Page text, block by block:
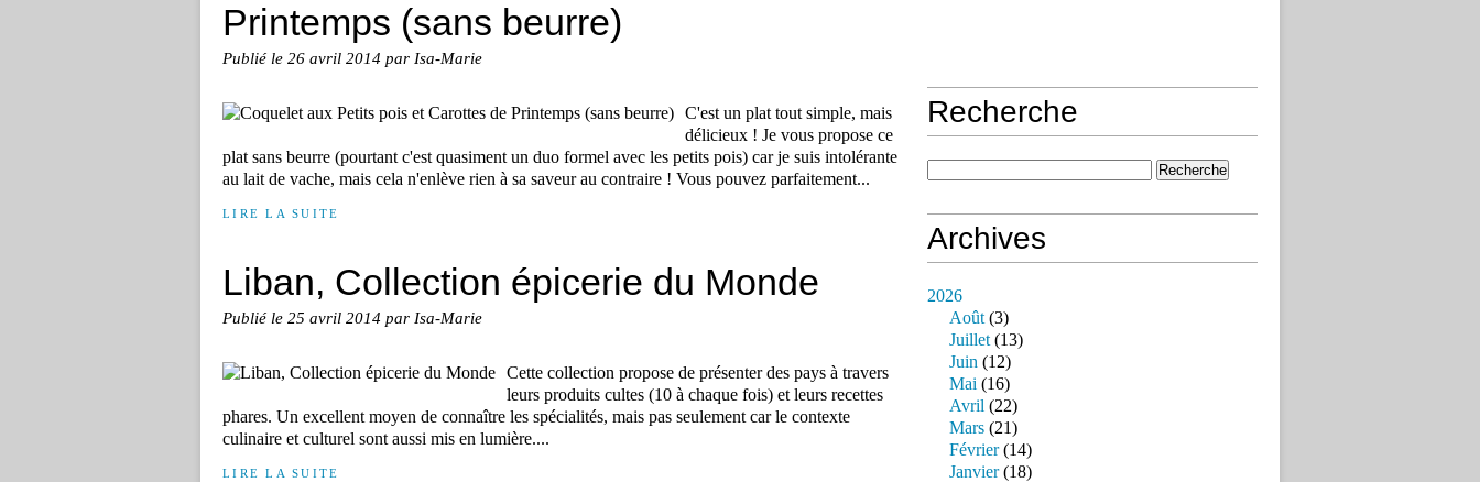
Printemps (sans beurre)
Publié le 26 avril 2014 par Isa-Marie
C'est un plat tout simple, mais
délicieux ! Je vous propose ce
plat sans beurre (pourtant c'est quasiment un duo formel avec les petits pois) car je suis intolérante
au lait de vache, mais cela n'enlève rien à sa saveur au contraire ! Vous pouvez parfaitement...
LIRE LA SUITE
Liban, Collection épicerie du Monde
Publié le 25 avril 2014 par Isa-Marie
Cette collection propose de présenter des pays à travers
leurs produits cultes (10 à chaque fois) et leurs recettes
phares. Un excellent moyen de connaître les spécialités, mais pas seulement car le contexte
culinaire et culturel sont aussi mis en lumière....
LIRE LA SUITE
Recherche
Archives
2026
Août(3)
Juillet(13)
Juin (12)
Mai (16)
Avril (22)
Mars (21)
Février(14)
Janvier(18)